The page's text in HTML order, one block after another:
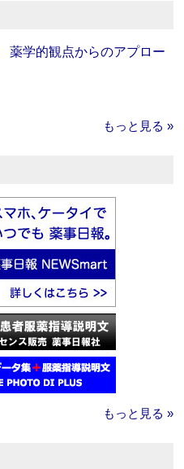
薬学的観点からのアプロー
もっと見る »
もっと見る »